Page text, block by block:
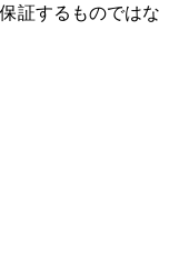
証するものではな